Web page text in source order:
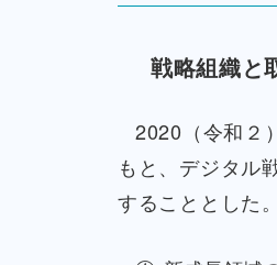
戦略組織と
2020（令和２
もと、デジタル
することとした。